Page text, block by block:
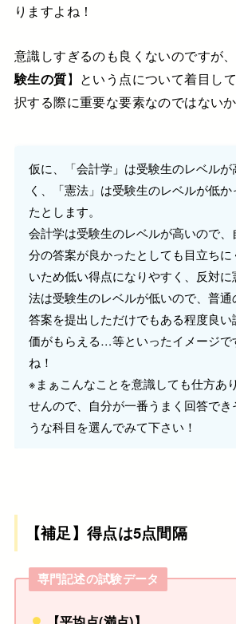
りますよね！
意識しすぎるのも良くないのですが
験生の質】という点について着目し
択する際に重要な要素なのではないか
仮に、「会計学」は受験生のレベルが
く、「憲法」は受験生のレベルが低か
たとします。
会計学は受験生のレベルが高いので、
分の答案が良かったとしても目立ちに
いため低い得点になりやすく、反対に
法は受験生のレベルが低いので、普通
答案を提出しただけでもある程度良い
価がもらえる…等といったイメージで
ね！
※まぁこんなことを意識しても仕方あ
せんので、自分が一番うまく回答でき
うな科目を選んでみて下さい！
【補足】得点は5点間隔
専門記述の試験データ